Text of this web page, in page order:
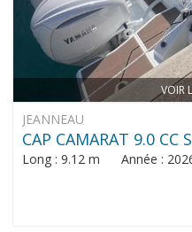
VOIR
JEANNEAU
CAP CAMARAT 9.0 CC
Long : 9.12 m Année :